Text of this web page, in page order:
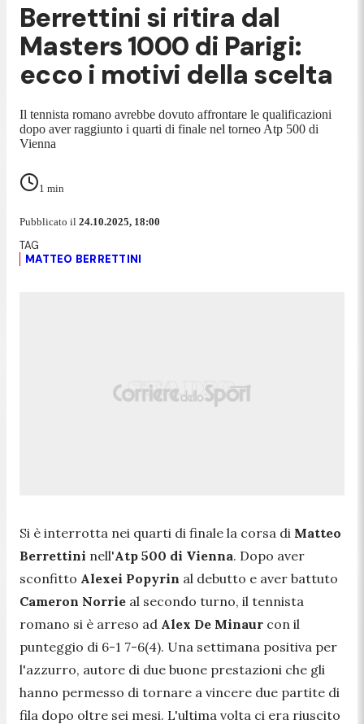
Berrettini si ritira dal
Masters 1000 di Parigi:
ecco i motivi della scelta
Il tennista romano avrebbe dovuto affrontare le qualificazioni
dopo aver raggiunto i quarti di finale nel torneo Atp 500 di
Vienna
1 min
Pubblicato il 24.10.2025, 18:00
MATTEO BERRETTINI
Si è interrotta nei quarti di finale la corsa di Matteo
Berrettini nell'Atp 500 di Vienna. Dopo aver
sconfitto Alexei Popyrin al debutto e aver battuto
Cameron Norrie al secondo turno, il tennista
romano si è arreso ad Alex De Minaur con il
punteggio di 6-1 7-6(4). Una settimana positiva per
l'azzurro, autore di due buone prestazioni che gli
hanno permesso di tornare a vincere due partite di
fila dopo oltre sei mesi. L'ultima volta ci era riuscito